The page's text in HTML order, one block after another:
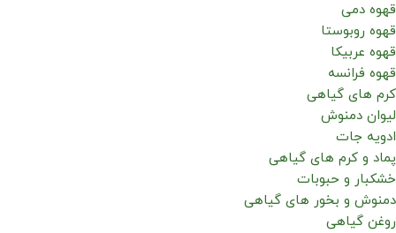
قهوه دمی
قهوه روبوستا
قهوه عربیکا
قهوه فرانسه
کرم های گیاهی
لیوان دمنوش
ادویه جات
پماد و کرم های گیاهی
خشکبار و حبوبات
دمنوش و بخور های گیاهی
روغن گیاهی